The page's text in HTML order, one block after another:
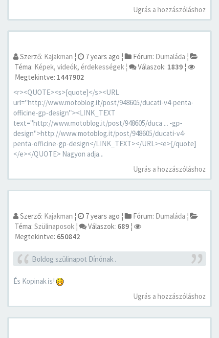
Ugrás a hozzászóláshoz
Szerző: Kajakman ¦ 7 years ago ¦ Fórum: Dumaláda ¦
Téma: Képek, videók, érdekességek ¦ Válaszok: 1839 ¦
Megtekintve: 1447902
<r><QUOTE><s>[quote]</s><URL
url="http://www.motoblog.it/post/948605/ducati-v4-penta-
officine-gp-design"><LINK_TEXT
text="http://www.motoblog.it/post/948605/duca ... -gp-
design">http://www.motoblog.it/post/948605/ducati-v4-
penta-officine-gp-design</LINK_TEXT></URL><e>[/quote]
</e></QUOTE> Nagyon adja...
Ugrás a hozzászóláshoz
Szerző: Kajakman ¦ 7 years ago ¦ Fórum: Dumaláda ¦
Téma: Szülinaposok ¦ Válaszok: 689 ¦
Megtekintve: 650842
Boldog szülinapot Dínónak .
És Kopinak is!
Ugrás a hozzászóláshoz